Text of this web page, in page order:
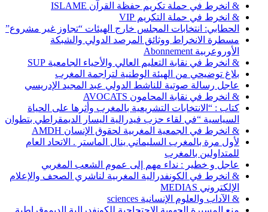
& انخرط في حملة تكريم حفظة القرآن ISLAME
& انخرط في حملة التكريم VIP
الحطابي: انتخابات المجلس خارج الهيئات “تجاوز غير مشروع”
مسطرة الانخراط ووثائق المرصد الدولي والشبكة
الأوروعربية Abonnement
& انخرط في نقابة التعليم العالي والأحياء الجامعية SUP
بلاغ توضيحي من الهيئة الوطنية لتراجمة المغرب
عاجل رسالة صوتية للناشط الدولي عبد المجيد الإدريسي
& انخرط في نقابة المحامون AVOCATS
كتاب : “الانتخابات التشريعية بالمغرب وأثرها على الحياة
السياسية “في لقاء حزب فيدرالية اليسار الديمقراطي بتطوان
& انخرط في الجمعية المغربية لحقوق الإنسان AMDH
لأول مرة بالمغرب السليماني ينال الماستر . الاتحاد العام
للمتداولين بالمغرب
عاجل و خطير : نداء مهم إلى عموم الشعب المغربي
& انخرط في الكونفدرالية المغربية لناشري الصحف والإعلام
الإلكتروني MEDIAS
& الآداب والعلوم الإنسانية sciences
منع المسيرة الجهوية الاحتجاجية للكونفدرالية الديموقراطية